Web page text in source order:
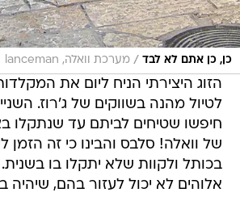
כן, כן אתם לא לבד / מערכת וואלה, lanceman
הזוג היצירתי הניח ליום את
לטיול מהנה בשווקים של ג'רוז.
חיפשו שטיחים לביתם עד שנתקלו
של וואלה! סלבס והבינו כי זה
בכותל ולקוות שלא יתקלו בו
אלוהים לא יכול לעזור בהם, שיהיה